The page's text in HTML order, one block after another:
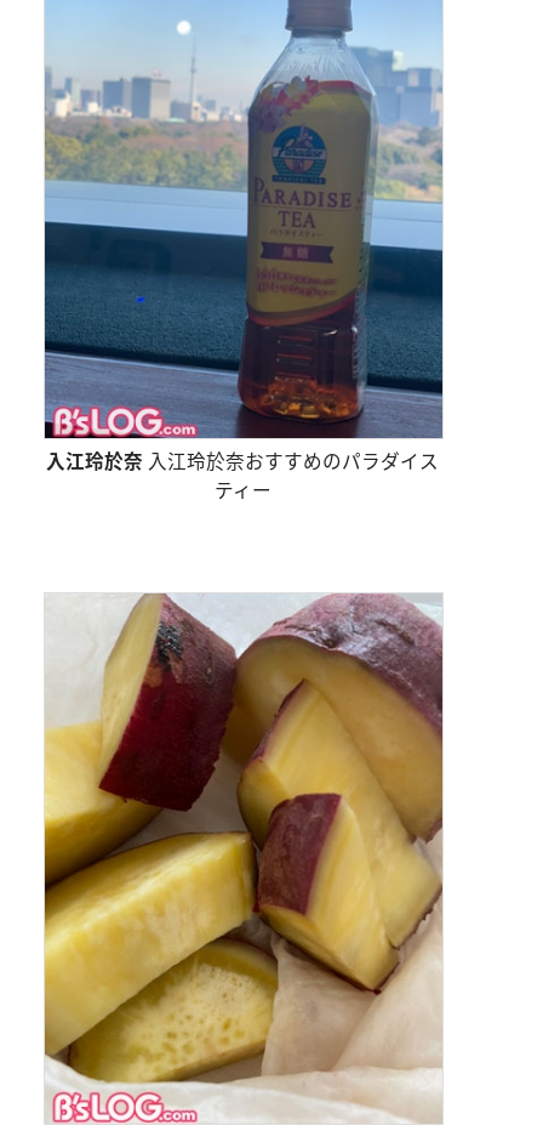
入江玲於奈 入江玲於奈おすすめのパラダイス
ティー